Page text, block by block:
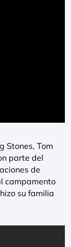
Stones, Tom
parte del
de
campamento
su familia